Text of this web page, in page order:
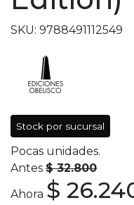
SKU: 9788491112549
Stock por sucursal
Pocas unidades.
Antes $ 32.800
Ahora $